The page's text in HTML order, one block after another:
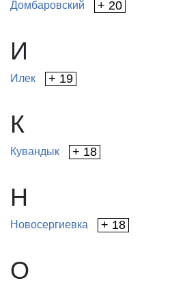
Домбаровский + 20
И
Илек + 19
К
Кувандык + 18
Н
Новосергиевка + 18
О